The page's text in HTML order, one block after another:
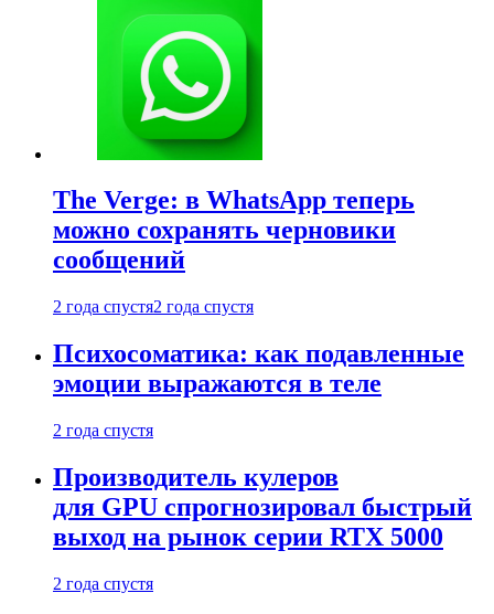
The Verge: в WhatsApp теперь
можно сохранять черновики
сообщений
2 года спустя2 года спустя
Психосоматика: как подавленные
эмоции выражаются в теле
2 года спустя
Производитель кулеров
для GPU спрогнозировал быстрый
выход на рынок серии RTX 5000
2 года спустя